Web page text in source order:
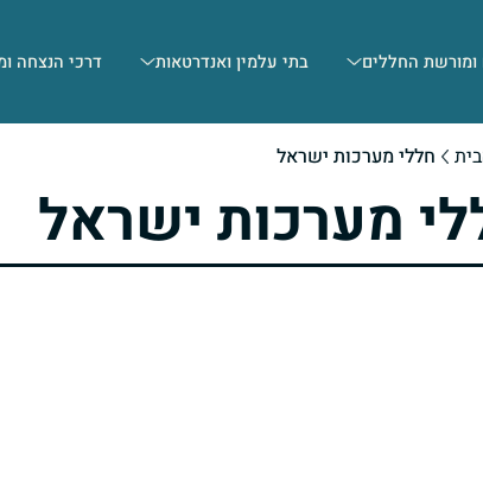
ומורשת החללים בתי עלמין ואנדרטאות דרכי הנצחה
חללי מערכות ישראל
מערכות ישראל